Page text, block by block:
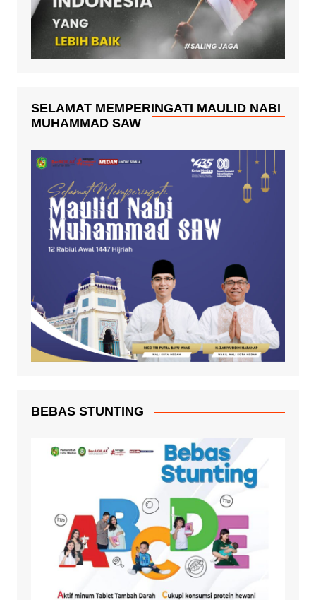
SELAMAT MEMPERINGATI MAULID NABI
MUHAMMAD SAW
BEBAS STUNTING